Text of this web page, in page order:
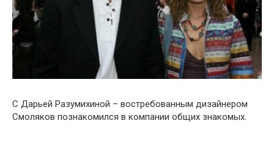
С Дарьей Разумихиной – востребованным дизайнером
Смоляков познакомился в компании общих знакомых.